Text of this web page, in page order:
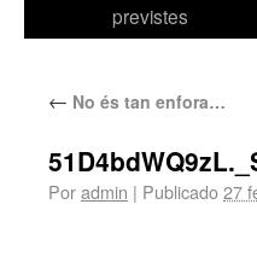
previstes
← No és tan enfora…
Poradmin | Publicado27